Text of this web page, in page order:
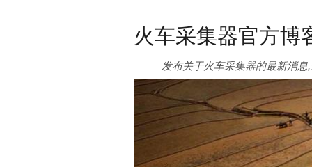
火车采集器官方博
发布关于火车采集器的最新消息